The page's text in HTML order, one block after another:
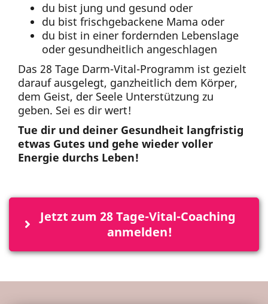
du bist jung und gesund oder
du bist frischgebackene Mama oder
du bist in einer fordernden Lebenslage
oder gesundheitlich angeschlagen
Das 28 Tage Darm-Vital-Programm ist gezielt
darauf ausgelegt, ganzheitlich dem Körper,
dem Geist, der Seele Unterstützung zu
geben. Sei es dir wert!
Tue dir und deiner Gesundheit langfristig
etwas Gutes und gehe wieder voller
Energie durchs Leben!
Jetzt zum 28 Tage-Vital-Coaching
anmelden!